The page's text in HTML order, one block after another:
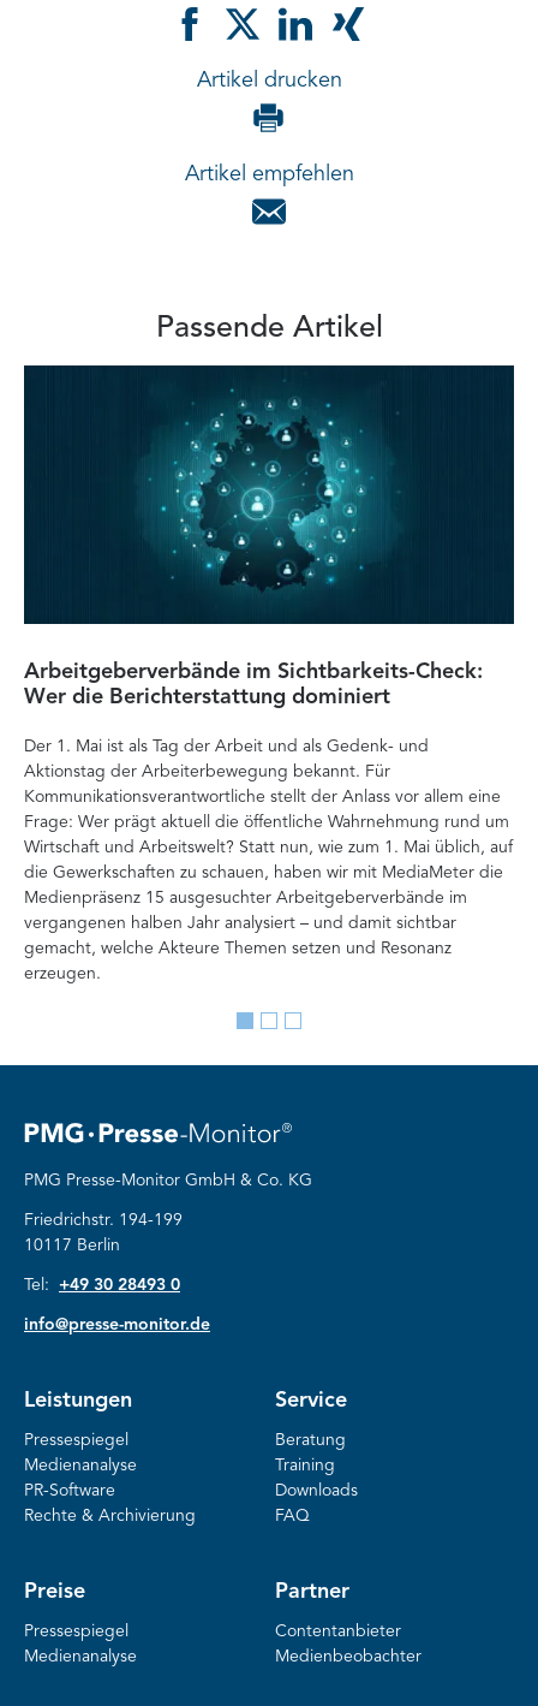
Artikel drucken
Artikel empfehlen
Passende Artikel
Arbeitgeberverbände im Sichtbarkeits-Check:
Wer die Berichterstattung dominiert
Der 1. Mai ist als Tag der Arbeit und als Gedenk- und
Aktionstag der Arbeiterbewegung bekannt. Für
Kommunikationsverantwortliche stellt der Anlass vor allem eine
Frage: Wer prägt aktuell die öffentliche Wahrnehmung rund um
Wirtschaft und Arbeitswelt? Statt nun, wie zum 1. Mai üblich, auf
die Gewerkschaften zu schauen, haben wir mit MediaMeter die
Medienpräsenz 15 ausgesuchter Arbeitgeberverbände im
vergangenen halben Jahr analysiert – und damit sichtbar
gemacht, welche Akteure Themen setzen und Resonanz
erzeugen.
Go
slide
Go
slide
Go
slide
PMG Presse-Monitor GmbH & Co. KG
Friedrichstr. 194-199
10117 Berlin
Tel: +49 30 28493 0
info@presse-monitor.de
Leistungen
Pressespiegel
Medienanalyse
PR-Software
Rechte & Archivierung
Service
Beratung
Training
Downloads
FAQ
Preise
Pressespiegel
Medienanalyse
Partner
Contentanbieter
Medienbeobachter